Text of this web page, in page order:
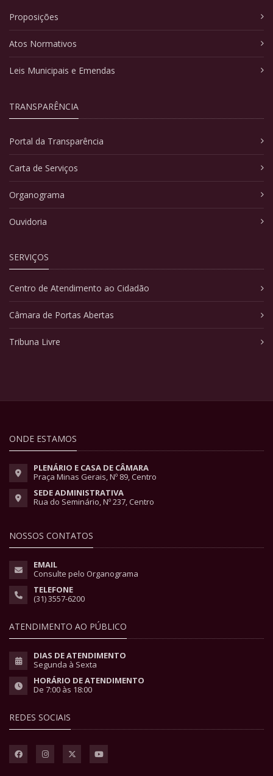
Proposições
Atos Normativos
Leis Municipais e Emendas
TRANSPARÊNCIA
Portal da Transparência
Carta de Serviços
Organograma
Ouvidoria
SERVIÇOS
Centro de Atendimento ao Cidadão
Câmara de Portas Abertas
Tribuna Livre
ONDE ESTAMOS
PLENÁRIO E CASA DE CÂMARA
Praça Minas Gerais, Nº 89, Centro
SEDE ADMINISTRATIVA
Rua do Seminário, Nº 237, Centro
NOSSOS CONTATOS
EMAIL
Consulte pelo Organograma
TELEFONE
(31) 3557-6200
ATENDIMENTO AO PÚBLICO
DIAS DE ATENDIMENTO
Segunda à Sexta
HORÁRIO DE ATENDIMENTO
De 7:00 às 18:00
REDES SOCIAIS